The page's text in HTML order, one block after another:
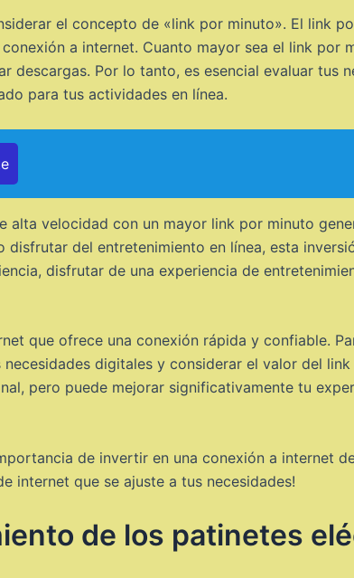
el concepto de «link por minuto». El link
a internet. Cuanto mayor sea el link por
Por lo tanto, es esencial evaluar tus
para tus actividades en línea.
alta velocidad con un mayor link por minuto
del entretenimiento en línea, esta
disfrutar de una experiencia de
que ofrece una conexión rápida y confiable.
digitales y considerar el valor del
pero puede mejorar significativamente tu
de invertir en una conexión a internet
internet que se ajuste a tus necesidades!
de los patinetes